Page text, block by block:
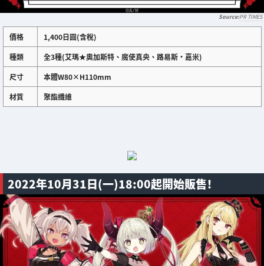
PR TIMES
價格
1,400日圓(含稅)
種類
全3種(艾瑪★奧加斯特、魔使真央、路易斯・嘉米)
尺寸
本體W80×H110mm
材質
聚酯纖維
2022年10月31日(一)18:00起開始販售！